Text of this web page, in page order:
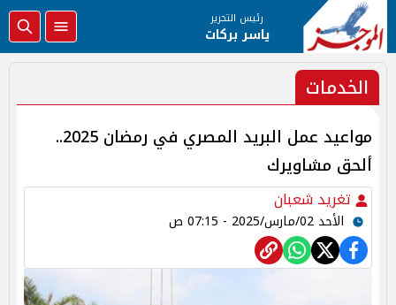
رئيس التحرير
ياسر بركات
الخدمات
مواعيد عمل البريد المصري في رمضان 2025..
ألحق مشاويرك
تغريد شعبان
الأحد 02/مارس/2025 - 07:15 ص